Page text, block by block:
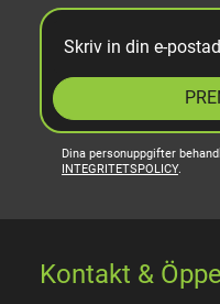
Dina personuppgifter
INTEGRITETSPOLICY.
Kontakt &